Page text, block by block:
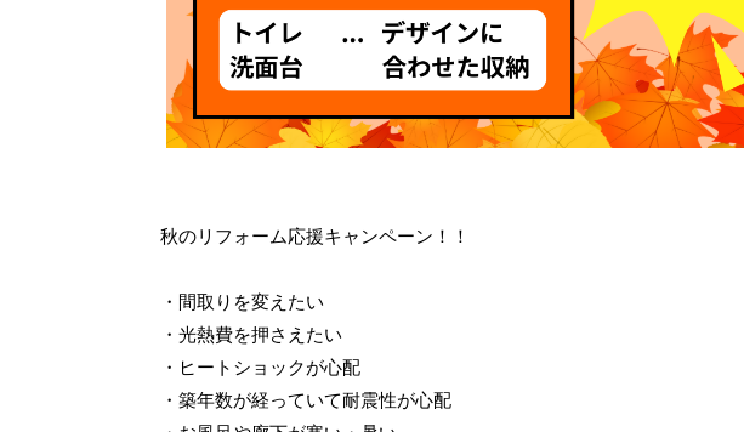
秋のリフォーム応援キャンペーン！！
・間取りを変えたい
・光熱費を押さえたい
・ヒートショックが心配
・築年数が経っていて耐震性が心配